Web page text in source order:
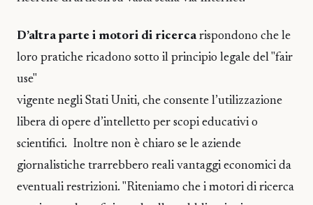
D’altra parte i motori di ricercarispondono che le
loro pratiche ricadono sotto il principio legale del "fair
use"
vigente negli Stati Uniti, che consente l’utilizzazione
libera di opere d’intelletto per scopi educativi o
scientifici. Inoltre non è chiaro se le aziende
giornalistiche trarrebbero reali vantaggi economici da
eventuali restrizioni. "Riteniamo che i motori di ricerca